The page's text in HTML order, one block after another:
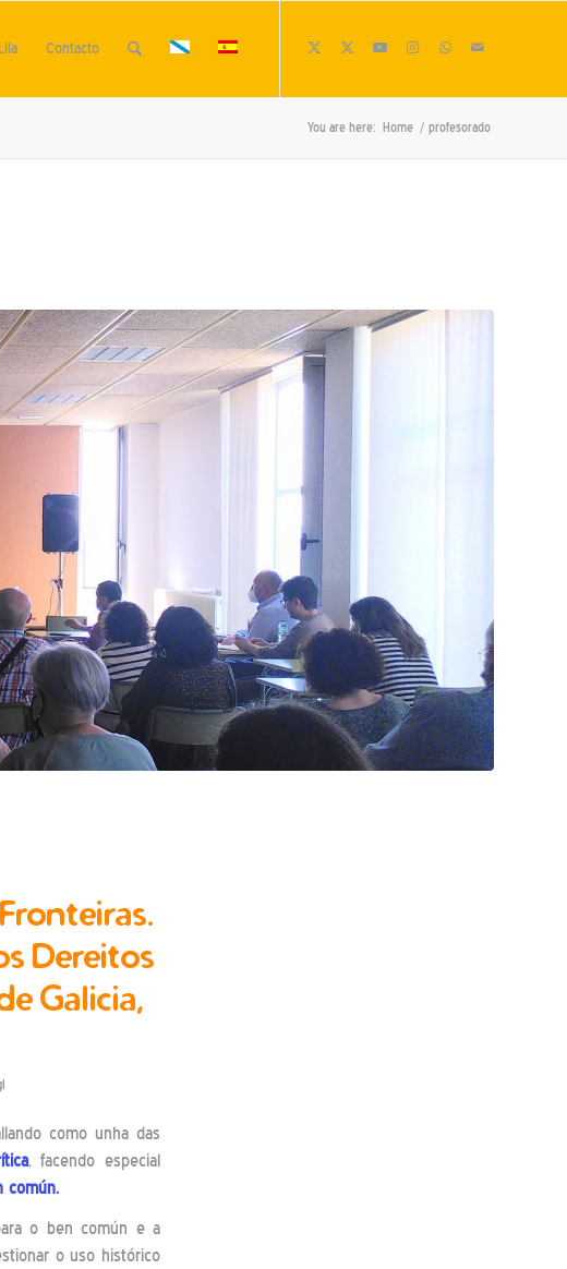
Contacto
You are here: Home / profesorado
Dereitos
Galicia,
como unha das
, facendo especial
común.
o ben común e a
o uso histórico